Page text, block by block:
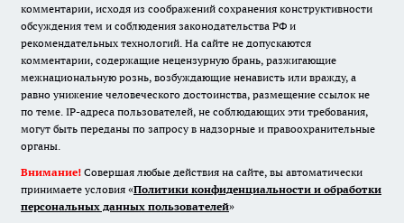
комментарии, исходя из соображений сохранения конструктивности
обсуждения тем и соблюдения законодательства РФ и
рекомендательных технологий. На сайте не допускаются
комментарии, содержащие нецензурную брань, разжигающие
межнациональную рознь, возбуждающие ненависть или вражду, а
равно унижение человеческого достоинства, размещение ссылок не
по теме. IP-адреса пользователей, не соблюдающих эти требования,
могут быть переданы по запросу в надзорные и правоохранительные
органы.
Внимание! Совершая любые действия на сайте, вы автоматически
принимаете условия «Политики конфиденциальности и обработки
персональных данных пользователей»